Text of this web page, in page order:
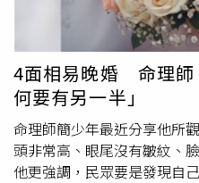
她要到35歲才會結婚，「我
候才會。」當時她的母親安
也在鏡頭外聆聽。泰勒絲與
情，當時他們手牽手出席了
Night Live）的慶功派對。2
26日正式向全世界宣布訂婚
老師和體育老師要結婚了」
情符號，掀起全球熱議。 在 Instagram 查看這則貼文 從
4面相易晚婚 命理師
何要有另一半」
命理師簡少年最近分享他所
頭非常高、眼尾沒有皺紋、
他更強調，民眾要是發現自